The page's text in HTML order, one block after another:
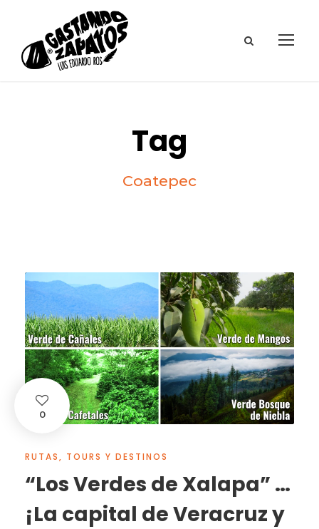
Tag
Coatepec
0
RUTAS, TOURS Y DESTINOS
“Los Verdes de Xalapa” …
¡La capital de Veracruz y